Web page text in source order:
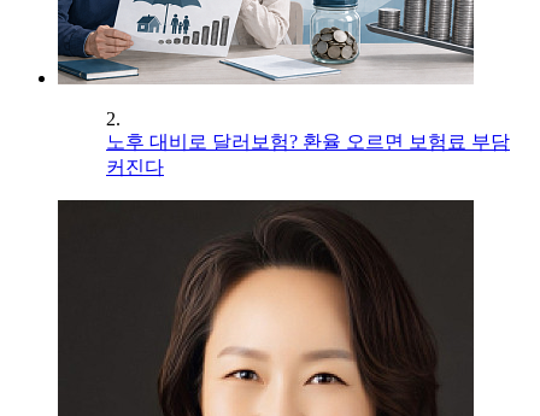
2.
노후 대비로 달러보험? 환율 오르면 보험료 부담
커진다